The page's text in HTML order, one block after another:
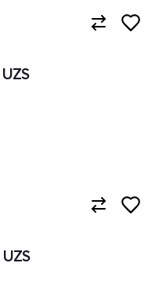
UZS
UZS